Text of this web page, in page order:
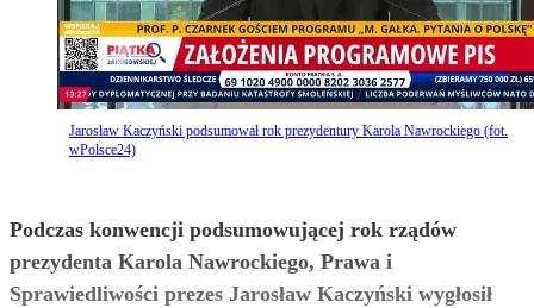
Jarosław Kaczyński podsumował rok prezydentury Karola Nawrockiego (fot.
wPolsce24)
Podczas konwencji podsumowującej rok rządów
prezydenta Karola Nawrockiego, Prawa i
Sprawiedliwości prezes Jarosław Kaczyński wygłosił